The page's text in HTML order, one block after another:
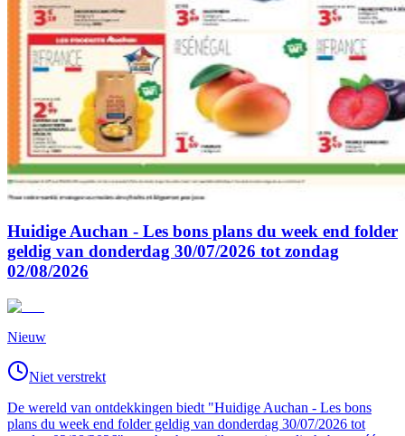
Huidige Auchan - Les bons plans du week end folder
geldig van donderdag 30/07/2026 tot zondag
02/08/2026
Nieuw
Niet verstrekt
De wereld van ontdekkingen biedt "Huidige Auchan - Les bons
plans du week end folder geldig van donderdag 30/07/2026 tot